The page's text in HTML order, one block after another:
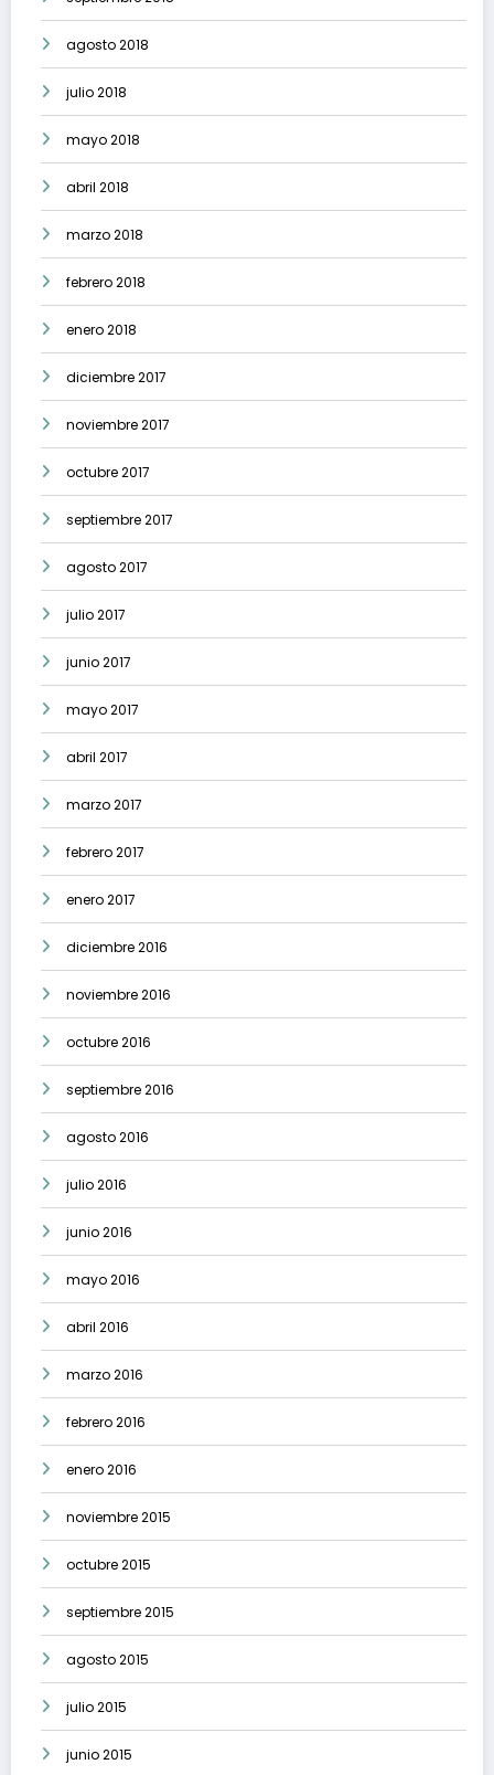
agosto 2018
julio 2018
mayo 2018
abril 2018
marzo 2018
febrero 2018
enero 2018
diciembre 2017
noviembre 2017
octubre 2017
septiembre 2017
agosto 2017
julio 2017
junio 2017
mayo 2017
abril 2017
marzo 2017
febrero 2017
enero 2017
diciembre 2016
noviembre 2016
octubre 2016
septiembre 2016
agosto 2016
julio 2016
junio 2016
mayo 2016
abril 2016
marzo 2016
febrero 2016
enero 2016
noviembre 2015
octubre 2015
septiembre 2015
agosto 2015
julio 2015
junio 2015